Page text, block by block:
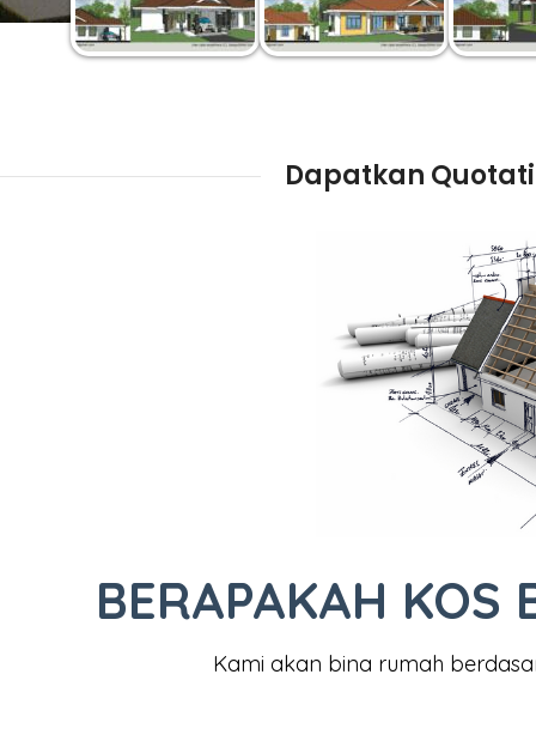
Dapatkan
BERAPAKAH KOS
Kami akan bina rumah